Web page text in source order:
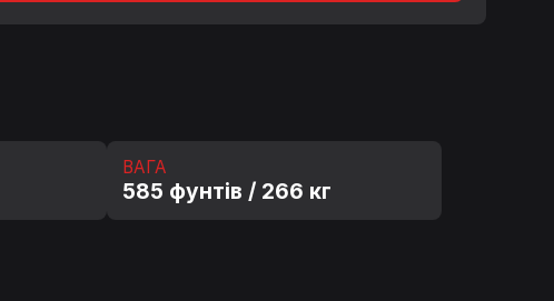
ВАГА
585 фунтів / 266 кг